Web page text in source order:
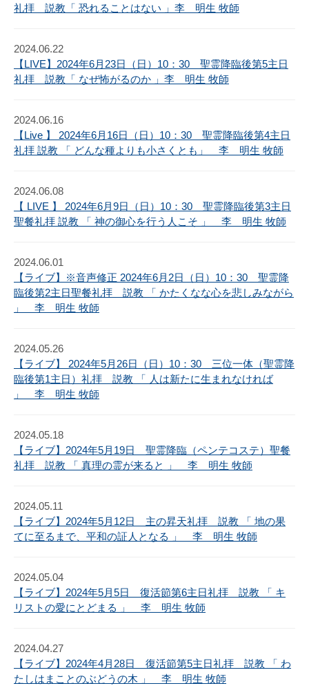
礼拝 説教「 恐れることはない 」李 明生 牧師
2024.06.22
【LIVE】2024年6月23日（日）10：30 聖霊降臨後第5主日
礼拝 説教「 なぜ怖がるのか 」李 明生 牧師
2024.06.16
【Live 】 2024年6月16日（日）10：30 聖霊降臨後第4主日
礼拝 説教 「 どんな種よりも小さくとも」 李 明生 牧師
2024.06.08
【 LIVE 】 2024年6月9日（日）10：30 聖霊降臨後第3主日
聖餐礼拝 説教 「 神の御心を行う人こそ 」 李 明生 牧師
2024.06.01
【ライブ】※音声修正 2024年6月2日（日）10：30 聖霊降
臨後第2主日聖餐礼拝 説教 「 かたくなな心を悲しみながら
」 李 明生 牧師
2024.05.26
【ライブ】 2024年5月26日（日）10：30 三位一体（聖霊降
臨後第1主日）礼拝 説教 「 人は新たに生まれなければ
」 李 明生 牧師
2024.05.18
【ライブ】2024年5月19日 聖霊降臨（ペンテコステ）聖餐
礼拝 説教 「 真理の霊が来ると 」 李 明生 牧師
2024.05.11
【ライブ】2024年5月12日 主の昇天礼拝 説教 「 地の果
てに至るまで、平和の証人となる 」 李 明生 牧師
2024.05.04
【ライブ】2024年5月5日 復活節第6主日礼拝 説教 「 キ
リストの愛にとどまる 」 李 明生 牧師
2024.04.27
【ライブ】2024年4月28日 復活節第5主日礼拝 説教 「 わ
たしはまことのぶどうの木 」 李 明生 牧師